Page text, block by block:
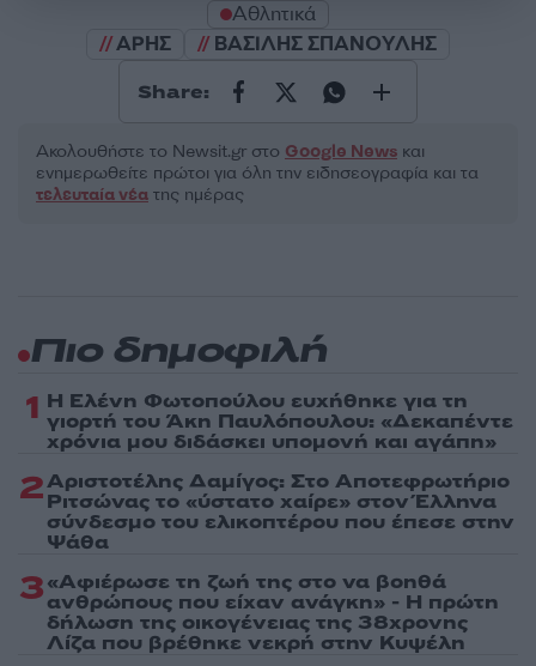
Αθλητικά
ΑΡΗΣ
ΒΑΣΙΛΗΣ ΣΠΑΝΟΥΛΗΣ
Share:
Ακολουθήστε το Νewsit.gr στο Google News και
ενημερωθείτε πρώτοι για όλη την ειδησεογραφία και τα
τελευταία νέα της ημέρας
Πιο δημοφιλή
1 Η Ελένη Φωτοπούλου ευχήθηκε για τη
γιορτή του Άκη Παυλόπουλου: «Δεκαπέντε
χρόνια μου διδάσκει υπομονή και αγάπη»
2Αριστοτέλης Δαμίγος: Στο Αποτεφρωτήριο
Ριτσώνας το «ύστατο χαίρε» στον Έλληνα
σύνδεσμο του ελικοπτέρου που έπεσε στην
Ψάθα
3«Αφιέρωσε τη ζωή της στο να βοηθά
ανθρώπους που είχαν ανάγκη» - Η πρώτη
δήλωση της οικογένειας της 38χρονης
Λίζα που βρέθηκε νεκρή στην Κυψέλη